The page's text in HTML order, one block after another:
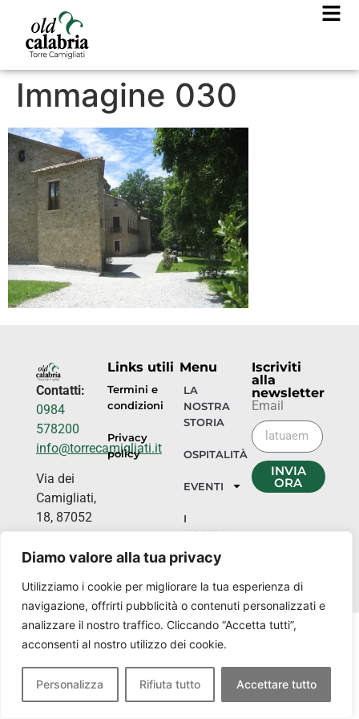
Diamo valore alla tua privacy
Utilizziamo i cookie per migliorare la tua esperienza di
navigazione, offrirti pubblicità o contenuti personalizzati e
analizzare il nostro traffico. Cliccando “Accetta tutti”,
acconsenti al nostro utilizzo dei cookie.
Personalizza Rifiuta tutto Accettare tutto
Immagine 030
Contatti:
0984
578200
info@torrecamigliati.it
Via dei
Camigliati,
18, 87052
Silano CS
Links utili
Termini e
condizioni
Privacy
policy
Menu
LA
NOSTRA
STORIA
OSPITALITÀ
EVENTI
I
NOSTRI
LUOGHI
Iscriviti
alla
newsletter
Email
INVIA
ORA